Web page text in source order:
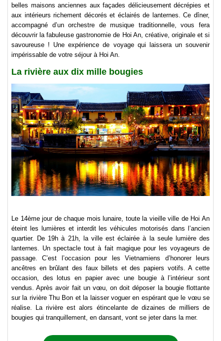
belles maisons anciennes aux façades délicieusement décrépies et
aux intérieurs richement décorés et éclairés de lanternes. Ce dîner,
accompagné d’un orchestre de musique traditionnelle, vous fera
découvrir la fabuleuse gastronomie de Hoi An, créative, originale et si
savoureuse ! Une expérience de voyage qui laissera un souvenir
impérissable de votre séjour à Hoi An.
La rivière aux dix mille bougies
Le 14ème jour de chaque mois lunaire, toute la vieille ville de Hoi An
éteint les lumières et interdit les véhicules motorisés dans l’ancien
quartier. De 19h à 21h, la ville est éclairée à la seule lumière des
lanternes. Un spectacle tout à fait magique pour les voyageurs de
passage. C’est l’occasion pour les Vietnamiens d’honorer leurs
ancêtres en brûlant des faux billets et des papiers votifs. A cette
occasion, des lotus en papier avec une bougie à l’intérieur sont
vendus. Après avoir fait un vœu, on doit déposer la bougie flottante
sur la rivière Thu Bon et la laisser voguer en espérant que le vœu se
réalise. La rivière est alors étincelante de dizaines de milliers de
bougies qui tranquillement, en dansant, vont se jeter dans la mer.